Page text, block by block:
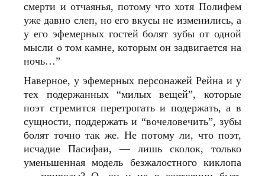
смерти и отчаянья, потому что хотя Полифем
уже давно слеп, но его вкусы не изменились, а
у его эфемерных гостей болят зубы от одной
мысли о том камне, которым он задвигается на
ночь…”
Наверное, у эфемерных персонажей Рейна и у
тех подержанных “милых вещей”, которые
поэт стремится перетрогать и подержать, а в
сущности, поддержать и “вочеловечить”, зубы
болят точно так же. Не потому ли, что поэт,
исчадие Пасифаи, — лишь сколок, только
уменьшенная модель безжалостного киклопа